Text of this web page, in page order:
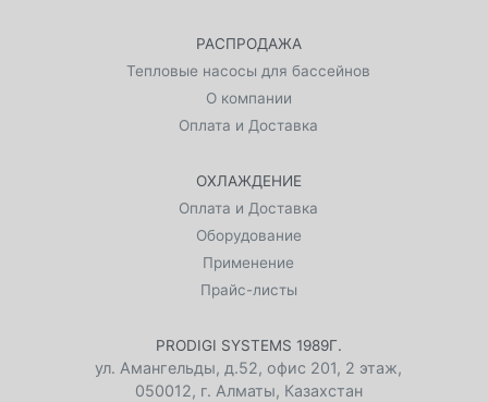
РАСПРОДАЖА
Тепловые насосы для бассейнов
О компании
Оплата и Доставка
ОХЛАЖДЕНИЕ
Оплата и Доставка
Оборудование
Применение
Прайс-листы
PRODIGI SYSTEMS 1989Г.
ул. Амангельды, д.52, офис 201, 2 этаж,
050012, г. Алматы, Казахстан